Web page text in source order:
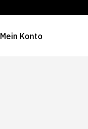
Mein Konto